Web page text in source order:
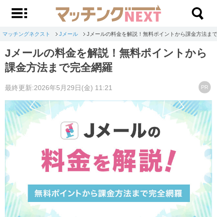
マッチングネクスト Jメール Jメールの料金を解説！無料ポイントから課金方法ま
Jメールの料金を解説！無料ポイントから
課金方法まで完全網羅
最終更新:2026年5月29日(金) 11:21 PR